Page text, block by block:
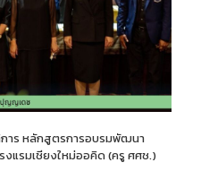
าร หลักสูตรการอบรมพัฒนา
แรมเชียงใหม่ออคิด (ครู ศศช.)